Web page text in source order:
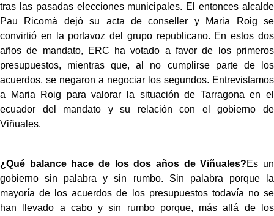
tras las pasadas elecciones municipales. El entonces alcalde
Pau Ricomà dejó su acta de conseller y Maria Roig se
convirtió en la portavoz del grupo republicano. En estos dos
años de mandato, ERC ha votado a favor de los primeros
presupuestos, mientras que, al no cumplirse parte de los
acuerdos, se negaron a negociar los segundos. Entrevistamos
a Maria Roig para valorar la situación de Tarragona en el
ecuador del mandato y su relación con el gobierno de
Viñuales.
¿Qué balance hace de los dos años de Viñuales?Es un
gobierno sin palabra y sin rumbo. Sin palabra porque la
mayoría de los acuerdos de los presupuestos todavía no se
han llevado a cabo y sin rumbo porque, más allá de los